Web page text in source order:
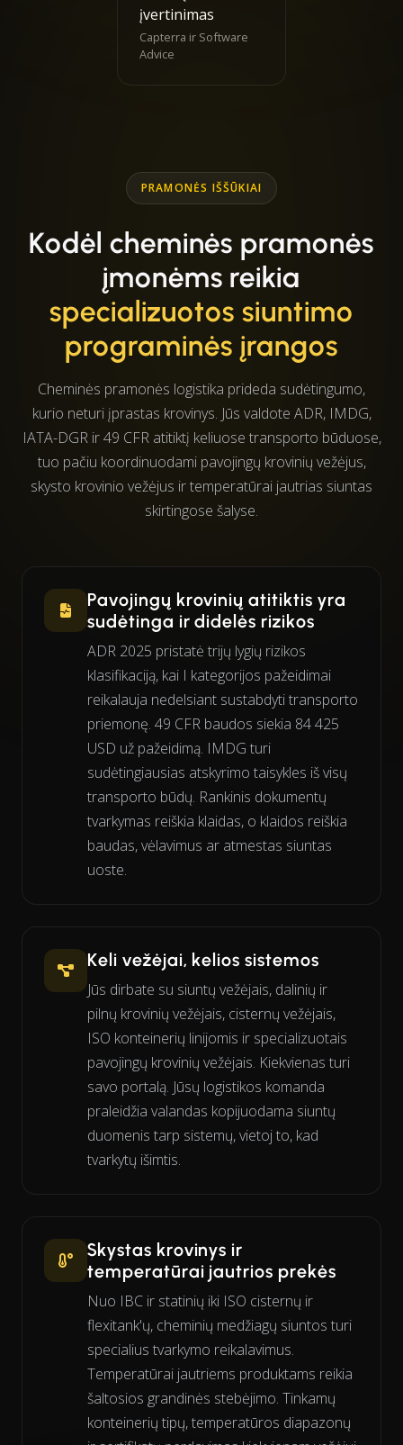
įvertinimas
Capterra ir Software
Advice
PRAMONĖS IŠŠŪKIAI
Kodėl cheminės pramonės
įmonėms reikia
specializuotos siuntimo
programinės įrangos
Cheminės pramonės logistika prideda sudėtingumo,
kurio neturi įprastas krovinys. Jūs valdote ADR, IMDG,
IATA-DGR ir 49 CFR atitiktį keliuose transporto būduose,
tuo pačiu koordinuodami pavojingų krovinių vežėjus,
skysto krovinio vežėjus ir temperatūrai jautrias siuntas
skirtingose šalyse.
Pavojingų krovinių atitiktis yra
sudėtinga ir didelės rizikos
ADR 2025 pristatė trijų lygių rizikos
klasifikaciją, kai I kategorijos pažeidimai
reikalauja nedelsiant sustabdyti transporto
priemonę. 49 CFR baudos siekia 84 425
USD už pažeidimą. IMDG turi
sudėtingiausias atskyrimo taisykles iš visų
transporto būdų. Rankinis dokumentų
tvarkymas reiškia klaidas, o klaidos reiškia
baudas, vėlavimus ar atmestas siuntas
uoste.
Keli vežėjai, kelios sistemos
Jūs dirbate su siuntų vežėjais, dalinių ir
pilnų krovinių vežėjais, cisternų vežėjais,
ISO konteinerių linijomis ir specializuotais
pavojingų krovinių vežėjais. Kiekvienas turi
savo portalą. Jūsų logistikos komanda
praleidžia valandas kopijuodama siuntų
duomenis tarp sistemų, vietoj to, kad
tvarkytų išimtis.
Skystas krovinys ir
temperatūrai jautrios prekės
Nuo IBC ir statinių iki ISO cisternų ir
flexitank'ų, cheminių medžiagų siuntos turi
specialius tvarkymo reikalavimus.
Temperatūrai jautriems produktams reikia
šaltosios grandinės stebėjimo. Tinkamų
konteinerių tipų, temperatūros diapazonų